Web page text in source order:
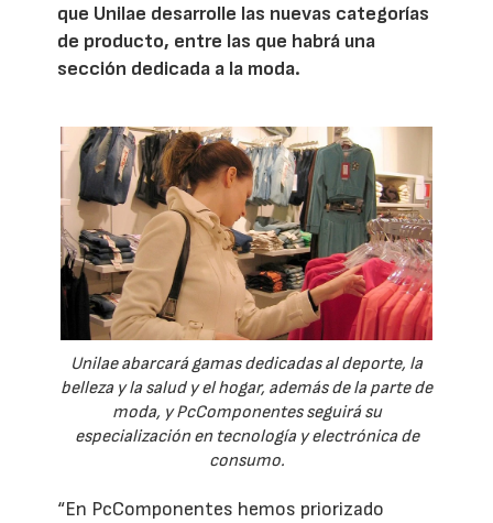
que Unilae desarrolle las nuevas categorías
de producto, entre las que habrá una
sección dedicada a la moda.
Unilae abarcará gamas dedicadas al deporte, la
belleza y la salud y el hogar, además de la parte de
moda, y PcComponentes seguirá su
especialización en tecnología y electrónica de
consumo.
“En PcComponentes hemos priorizado